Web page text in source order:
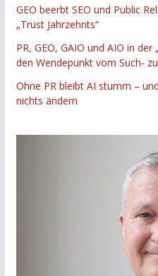
GEO beerbt SEO und Public
„Trust Jahrzehnts“
PR, GEO, GAIO und AIO in
den Wendepunkt vom Such-
Ohne PR bleibt AI stumm –
nichts ändern